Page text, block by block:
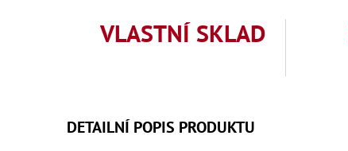
VLASTNÍ SKLAD
DETAILNÍ POPIS PRODUKTU